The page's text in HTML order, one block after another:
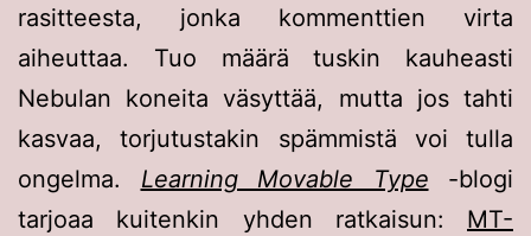
rasitteesta, jonka kommenttien virta
aiheuttaa. Tuo määrä tuskin kauheasti
Nebulan koneita väsyttää, mutta jos tahti
kasvaa, torjutustakin spämmistä voi tulla
ongelma. Learning Movable Type -blogi
tarjoaa kuitenkin yhden ratkaisun: MT-